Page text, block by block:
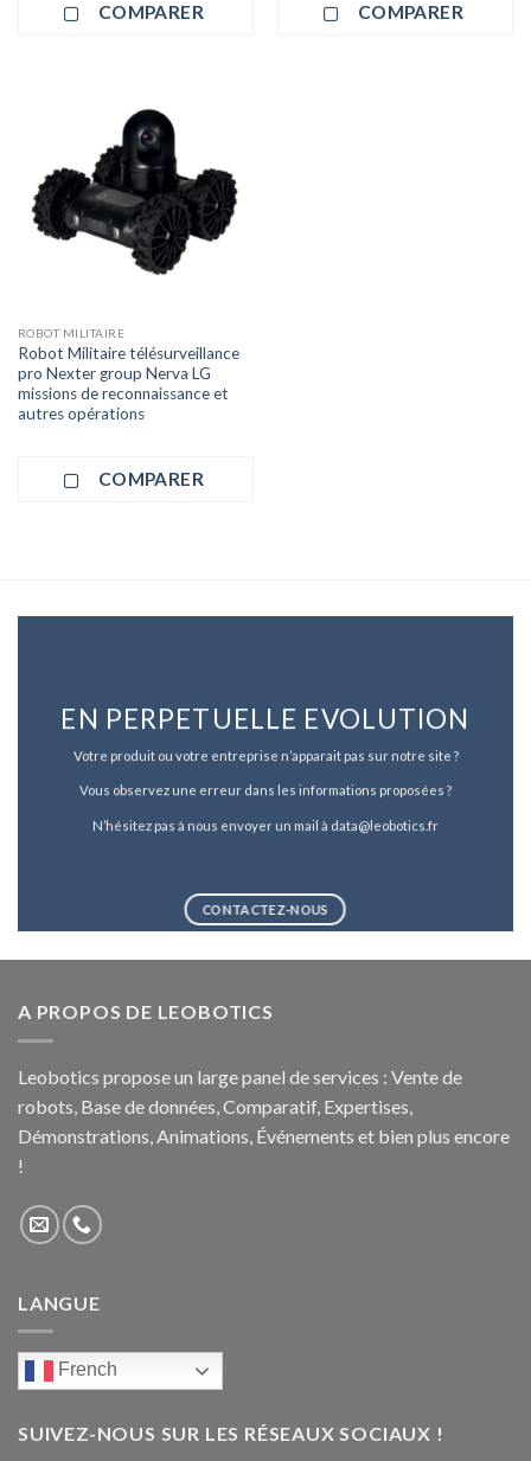
COMPARER COMPARER
ROBOT MILITAIRE
Robot Militaire télésurveillance
pro Nexter group Nerva LG
missions de reconnaissance et
autres opérations
COMPARER
EN PERPETUELLE EVOLUTION
Votre produit ou votre entreprise n’apparait pas sur notre site ?
Vous observez une erreur dans les informations proposées ?
N’hésitez pas à nous envoyer un mail à data@leobotics.fr
CONTACTEZ-NOUS
A PROPOS DE LEOBOTICS
Leobotics propose un large panel de services : Vente de
robots, Base de données, Comparatif, Expertises,
Démonstrations, Animations, Événements et bien plus encore
!
LANGUE
French
SUIVEZ-NOUS SUR LES RÉSEAUX SOCIAUX !